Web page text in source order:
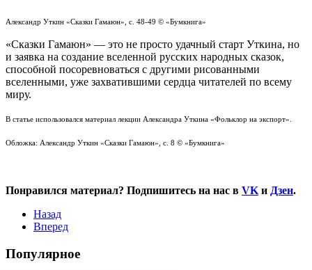
Александр Уткин «Сказки Гамаюн», с. 48-49 © «Бумкнига»
«Сказки Гамаюн» — это не просто удачный старт Уткина, но
и заявка на создание вселенной русских народных сказок,
способной посоревноваться с другими рисованными
вселенными, уже захватившими сердца читателей по всему
миру.
В статье использовался материал лекции Александра Уткина «Фольклор на экспорт».
Обложка: Александр Уткин «Сказки Гамаюн», с. 8 © «Бумкнига»
Понравился материал? Подпишитесь на нас в VK и Дзен.
Назад
Вперед
Популярное